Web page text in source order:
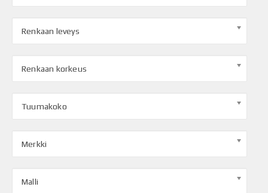
Renkaan leveys
Renkaan korkeus
Tuumakoko
Merkki
Malli